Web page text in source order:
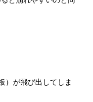
）が飛び出してしま